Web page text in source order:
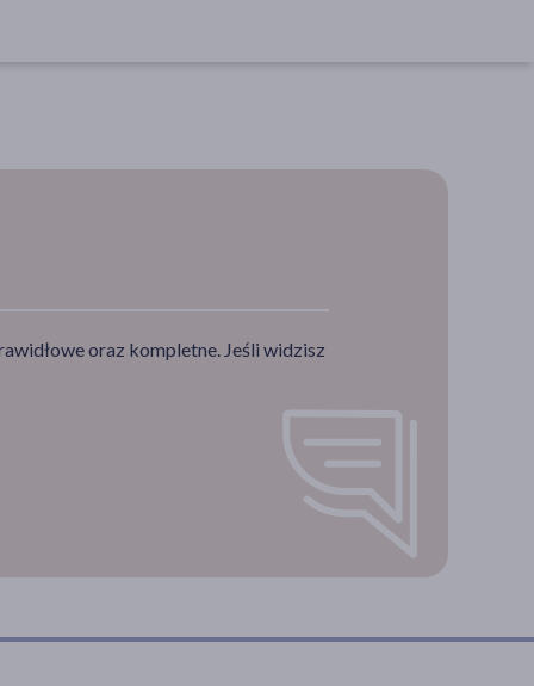
oraz kompletne. Jeśli widzisz